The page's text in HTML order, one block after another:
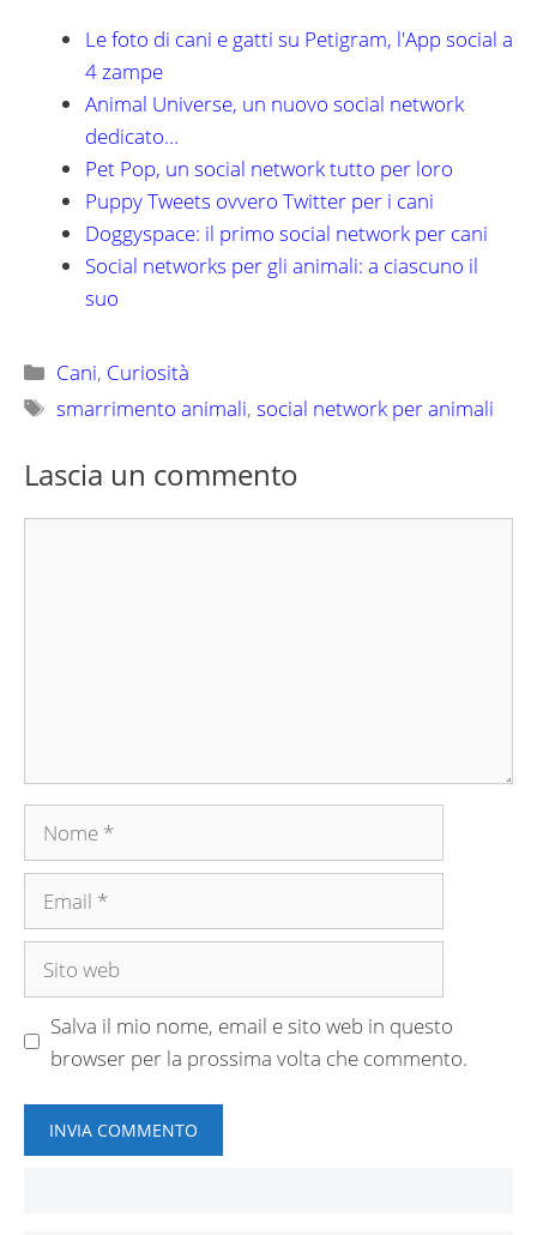
Le foto di cani e gatti su Petigram, l'App social a
4 zampe
Animal Universe, un nuovo social network
dedicato…
Pet Pop, un social network tutto per loro
Puppy Tweets ovvero Twitter per i cani
Doggyspace: il primo social network per cani
Social networks per gli animali: a ciascuno il
suo
Categorie
Cani, Curiosità
Tag
smarrimento animali,social network per animali
Lascia un commento
Salva il mio nome, email e sito web in questo
browser per la prossima volta che commento.